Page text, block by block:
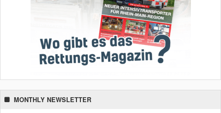
MONTHLY NEWSLETTER